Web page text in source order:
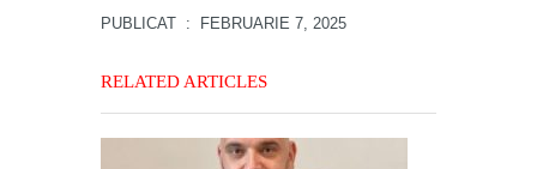
PUBLICAT : FEBRUARIE 7, 2025
RELATED ARTICLES